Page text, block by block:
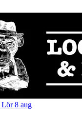
Lör 8 aug